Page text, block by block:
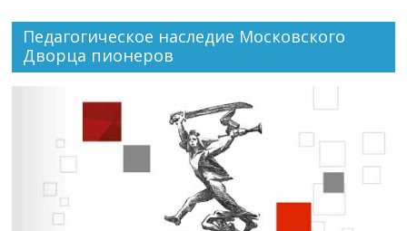
Педагогическое наследие Московского
Дворца пионеров